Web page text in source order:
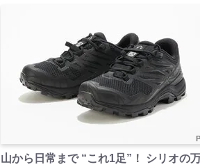
山から日常まで “これ1足”！ シリオの